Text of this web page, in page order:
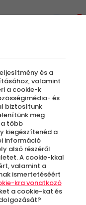
Harci
Tank
és a
valamint
a cookie-k
és
biztosítunk
meg
több
kiegészítenéd a
információ
alsó részéről
A cookie-kkal
valamint a
ismertetéséért
kra vonatkozó
a cookie-kat és